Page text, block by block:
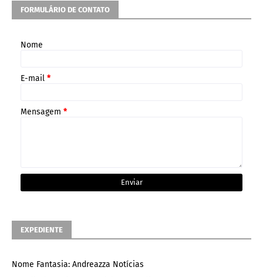
FORMULÁRIO DE CONTATO
Nome
E-mail *
Mensagem *
EXPEDIENTE
Nome Fantasia: Andreazza Notícias